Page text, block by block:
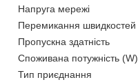
Напруга мережі
Перемикання швидкостей
Пропускна здатність
Споживана потужність (W)
Тип приєднання